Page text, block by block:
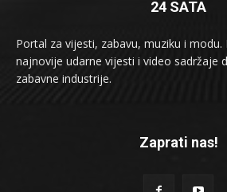
24 SATA
Portal za vijesti, zabavu, muziku i
najnovije udarne vijesti i video sadržaje
zabavne industrije.
Zaprati nas!